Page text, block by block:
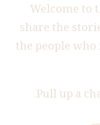
Welcome to
share the
the people
Pull up a